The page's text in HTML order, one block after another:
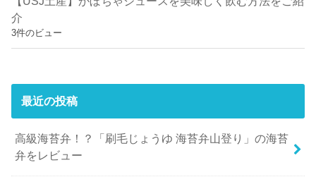
介
3件のビュー
最近の投稿
高級海苔弁！？「刷毛じょうゆ 海苔弁山登り」の海苔
弁をレビュー